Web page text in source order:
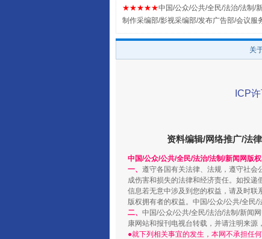
扯下公款旅游的“隐身衣”
“蜀中异人”王建安的艺术幻
★★★★★中国/公众/公共/全民/法治/法制/
制作采编部/影视采编部/发布广告部/会议服
关
ICP
资料编辑/网络推广/法
中国/公众/公共/全民/法治/法制/新闻网版
一、 遵守各国有关法律、法规，遵守社会
成伤害和损失的法律和经济责任。如投
信息若无意中涉及到您的权益，请及时
版权拥有者的权益。中国/公众/公共/全民/
二、 中国/公众/公共/全民/法治/法制/新闻
康网站和报刊电视台转载，并请注明来源
●就下列相关事宜的发生，本网不承担任